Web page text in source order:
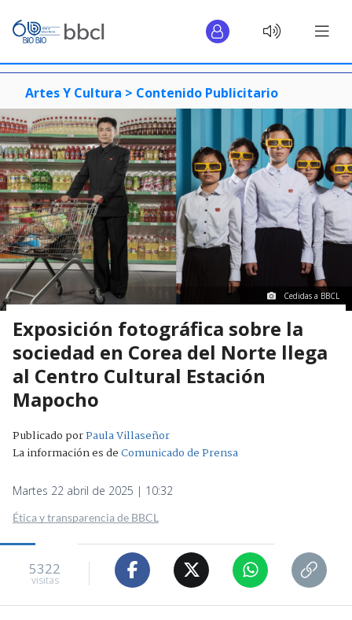
Artes Y Cultura > Contenido Publicitario
Cedidas a BBCL
Exposición fotográfica sobre la
sociedad en Corea del Norte llega
al Centro Cultural Estación
Mapocho
Publicado porPaula Villaseñor
La información es deComunicado de Prensa
Martes 22 abril de 2025 | 10:32
Ética y transparencia de BBCL
5322
visitas